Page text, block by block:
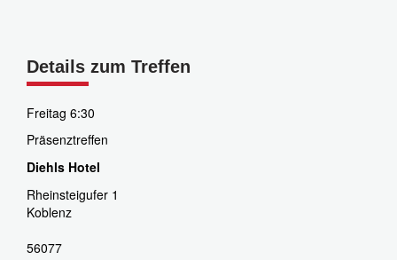
Details zum Treffen
Freitag 6:30
Präsenztreffen
Diehls Hotel
Rheinsteigufer 1
Koblenz
56077